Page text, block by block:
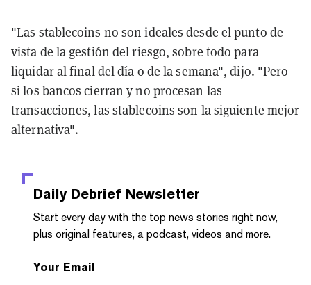
"Las stablecoins no son ideales desde el punto de
vista de la gestión del riesgo, sobre todo para
liquidar al final del día o de la semana", dijo. "Pero
si los bancos cierran y no procesan las
transacciones, las stablecoins son la siguiente mejor
alternativa".
Daily Debrief Newsletter
Start every day with the top news stories right now,
plus original features, a podcast, videos and more.
Your Email